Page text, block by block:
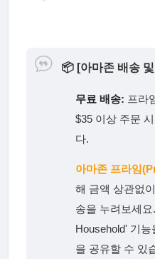
📦 [아마존 배송
무료 배송: 프라
$35 이상 주문
다.
아마존 프라임
해 금액 상관없
송을 누려보세
Household' 기
을 공유할 수 있